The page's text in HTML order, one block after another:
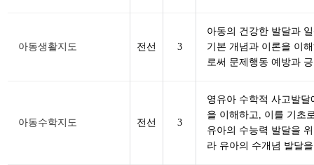
아동생활지도 전선 3
아동의 건강한 발달과
기본 개념과 이론을 이
로써 문제행동 예방과
아동수학지도 전선 3
영유아 수학적 사고발
을 이해하고, 이를 기초
유아의 수능력 발달을
라 유아의 수개념 발달